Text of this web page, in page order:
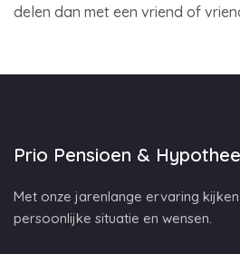
delen dan met een vriend of
Prio Pensioen &
Met onze jarenlange ervaring
persoonlijke situatie en wensen.